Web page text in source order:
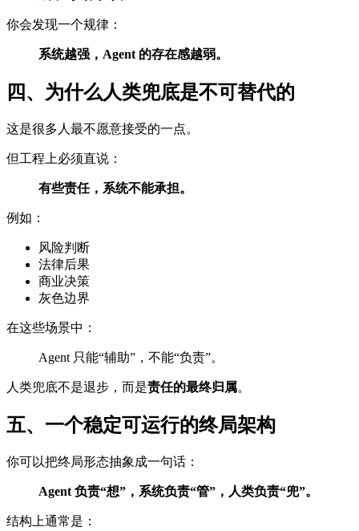
你会发现一个规律：
系统越强，Agent 的存在感越弱。
四、为什么人类兜底是不可替代的
这是很多人最不愿意接受的一点。
但工程上必须直说：
有些责任，系统不能承担。
例如：
风险判断
法律后果
商业决策
灰色边界
在这些场景中：
Agent 只能“辅助”，不能“负责”。
人类兜底不是退步，而是责任的最终归属。
五、一个稳定可运行的终局架构
你可以把终局形态抽象成一句话：
Agent 负责“想”，系统负责“管”，人类负责“兜”。
结构上通常是：